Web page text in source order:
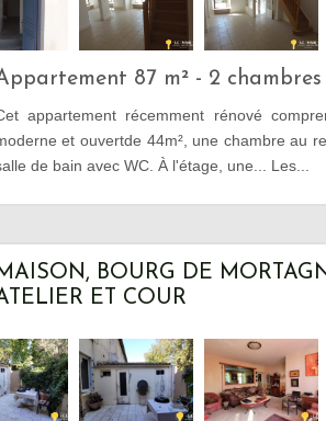
87 m² - 2
appartement récemment rénové
et ouvertde 44m², une chambre au
de bain avec WC. À l'étage, une... Les...
BOURG DE
ET COUR